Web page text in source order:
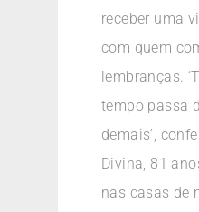
receber uma
com quem
lembranças.
tempo passa
demais’,
Divina, 81
nas casas de